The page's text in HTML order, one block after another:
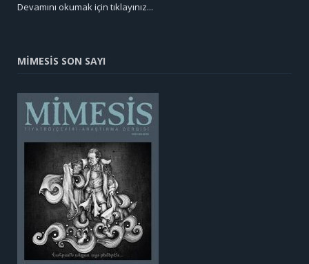
Devamını okumak için tıklayınız...
MİMESİS SON SAYI